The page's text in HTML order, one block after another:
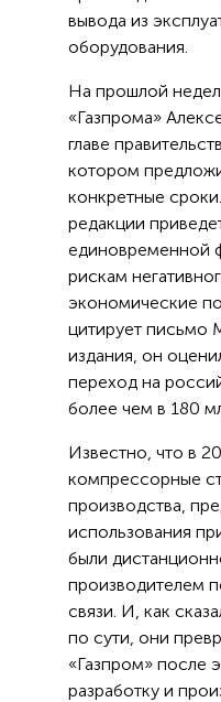
вывода из
оборудования.
На прошлой
«Газпрома»
главе
котором
конкретные
редакции
единовременной
рискам
экономические
цитирует письмо
издания, он
переход на
более чем в 180
Известно, что в
компрессорные
производства,
использования
были
производителем
связи. И, как
по сути, они
«Газпром» после
разработку и